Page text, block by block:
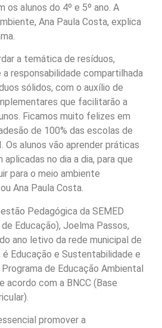
os alunos do 4º e 5º ano. A
Ana Paula Costa, explica
a temática de resíduos,
responsabilidade compartilhada
sólidos, com o auxílio de
que facilitarão a
Ficamos muito felizes em
de 100% das escolas de
Os alunos vão aprender práticas
no dia a dia, para que
para o meio ambiente
Ana Paula Costa.
Pedagógica da SEMED
Educação), Joelma Passos,
ano letivo da rede municipal de
é Educação e Sustentabilidade e
de Educação Ambiental
acordo com a BNCC (Base
promover a